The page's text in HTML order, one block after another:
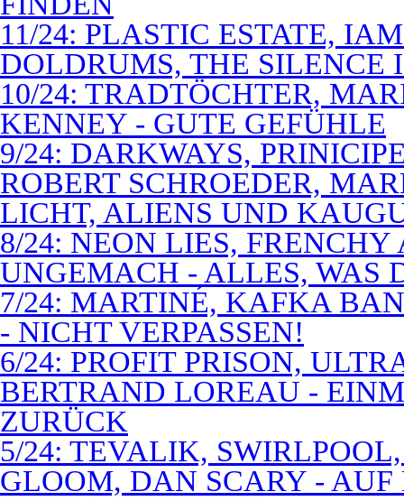
11/24: PLASTIC ESTATE,
DOLDRUMS, THE SILENCE
10/24: TRADTÖCHTER,
KENNEY - GUTE GEFÜHLE
9/24: DARKWAYS,
ROBERT SCHROEDER,
LICHT, ALIENS UND
8/24: NEON LIES,
UNGEMACH - ALLES, WAS
7/24: MARTINÉ, KAFKA
- NICHT VERPASSEN!
6/24: PROFIT PRISON,
BERTRAND LOREAU -
ZURÜCK
5/24: TEVALIK,
GLOOM, DAN SCARY -